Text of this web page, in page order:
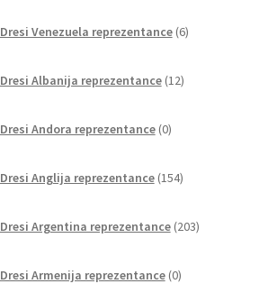
Dresi Venezuela reprezentance 6izdelkov
Dresi Albanija reprezentance 12izdelkov
Dresi Andora reprezentance 0izdelkov
Dresi Anglija reprezentance 154izdelkov
Dresi Argentina reprezentance 203izdelki
Dresi Armenija reprezentance 0izdelkov